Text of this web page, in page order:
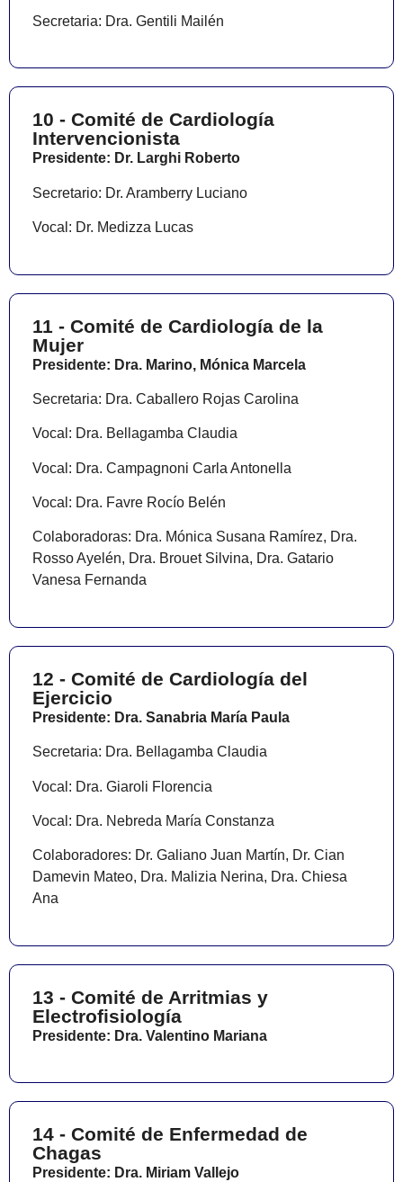
Secretaria: Dra. Gentili Mailén
10 - Comité de Cardiología
Intervencionista
Presidente: Dr. Larghi Roberto
Secretario: Dr. Aramberry Luciano
Vocal: Dr. Medizza Lucas
11 - Comité de Cardiología de la
Mujer
Presidente: Dra. Marino, Mónica Marcela
Secretaria: Dra. Caballero Rojas Carolina
Vocal: Dra. Bellagamba Claudia
Vocal: Dra. Campagnoni Carla Antonella
Vocal: Dra. Favre Rocío Belén
Colaboradoras: Dra. Mónica Susana Ramírez, Dra.
Rosso Ayelén, Dra. Brouet Silvina, Dra. Gatario
Vanesa Fernanda
12 - Comité de Cardiología del
Ejercicio
Presidente: Dra. Sanabria María Paula
Secretaria: Dra. Bellagamba Claudia
Vocal: Dra. Giaroli Florencia
Vocal: Dra. Nebreda María Constanza
Colaboradores: Dr. Galiano Juan Martín, Dr. Cian
Damevin Mateo, Dra. Malizia Nerina, Dra. Chiesa
Ana
13 - Comité de Arritmias y
Electrofisiología
Presidente: Dra. Valentino Mariana
14 - Comité de Enfermedad de
Chagas
Presidente: Dra. Miriam Vallejo